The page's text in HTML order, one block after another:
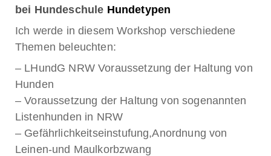
bei Hundeschule Hundetypen
Ich werde in diesem Workshop verschiedene
Themen beleuchten:
– LHundG NRW Voraussetzung der Haltung von
Hunden
– Voraussetzung der Haltung von sogenannten
Listenhunden in NRW
– Gefährlichkeitseinstufung,Anordnung von
Leinen-und Maulkorbzwang